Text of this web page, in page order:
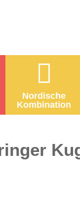
Nordische
Kombination